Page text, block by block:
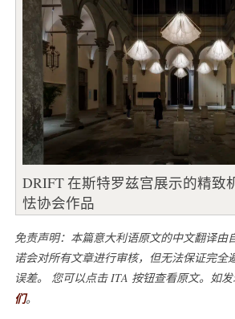
DRIFT 在斯特罗兹宫展示的精致
怯协会作品
免责声明：本篇意大利语原文的中文翻译由
诺会对所有文章进行审核，但无法保证完全
误差。 您可以点击 ITA 按钮查看原文。如发
们。